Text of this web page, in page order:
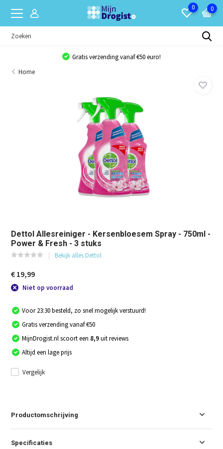
0 0
Gratis verzending vanaf €50 euro!
Home
Dettol Allesreiniger - Kersenbloesem Spray - 750ml -
Power & Fresh - 3 stuks
Bekijk alles Dettol
€ 19,99
Niet op voorraad
Voor 23:30 besteld, zo snel mogelijk verstuurd!
Gratis verzending vanaf €50
MijnDrogist.nl scoort een 8,9uit reviews
Altijd een lage prijs
Vergelijk
Productomschrijving
Specificaties